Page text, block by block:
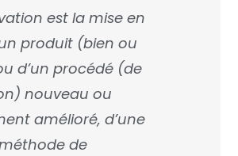
est la mise en
produit (bien ou
d’un procédé (de
nouveau ou
amélioré, d’une
de